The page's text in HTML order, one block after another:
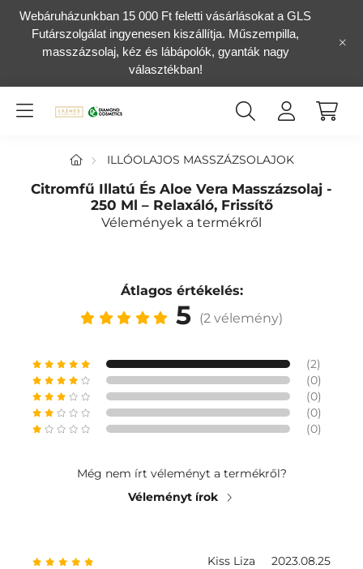
Webáruházunkban 15 000 Ft feletti vásárlásokat a GLS
Futárszolgálat ingyenesen kiszállítja. Műszempilla,
masszázsolaj, kéz és lábápolók, gyanták nagy
választékban!
ILLÓOLAJOS MASSZÁZSOLAJOK
Citromfű Illatú És Aloe Vera Masszázsolaj -
250 Ml – Relaxáló, Frissítő
Vélemények a termékről
Átlagos értékelés:
5 (2 vélemény)
(2)
(0)
(0)
(0)
(0)
Még nem írt véleményt a termékről?
Véleményt írok
Kiss Liza 2023.08.25